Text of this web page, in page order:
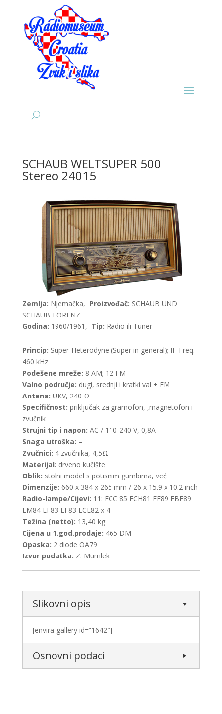
SCHAUB WELTSUPER 500
Stereo 24015
Zemlja: Njemačka, Proizvođač: SCHAUB UND
SCHAUB-LORENZ
Godina: 1960/1961, Tip: Radio ili Tuner
Princip: Super-Heterodyne (Super in general); IF-Freq.
460 kHz
Podešene mreže: 8 AM; 12 FM
Valno područje: dugi, srednji i kratki val + FM
Antena: UKV, 240 Ω
Specifičnost: priključak za gramofon, ,magnetofon i
zvučnik
Strujni tip i napon: AC / 110-240 V, 0,8A
Snaga utroška: –
Zvučnici: 4 zvučnika, 4,5Ω
Materijal: drveno kučište
Oblik: stolni model s potisnim gumbima, veći
Dimenzije: 660 x 384 x 265 mm / 26 x 15.9 x 10.2 inch
Radio-lampe/Cijevi: 11: ECC 85 ECH81 EF89 EBF89
EM84 EF83 EF83 ECL82 x 4
Težina (netto): 13,40 kg
Cijena u 1.god.prodaje: 465 DM
Opaska: 2 diode OA79
Izvor podatka: Z. Mumlek
Slikovni opis
[envira-gallery id=”1642″]
Osnovni podaci